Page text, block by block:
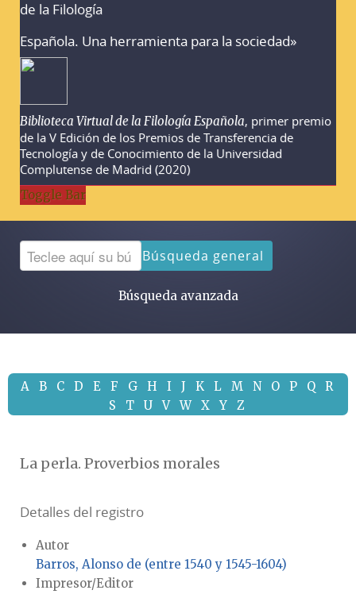
de la Filología
Española. Una herramienta para la sociedad»
Biblioteca Virtual de la Filología Española, primer premio
de la V Edición de los Premios de Transferencia de
Tecnología y de Conocimiento de la Universidad
Complutense de Madrid (2020)
Toggle Bar
Búsqueda general
Búsqueda avanzada
A B C D E F G H I J K L M N O P Q
R
S
T U V W X Y Z
La perla. Proverbios morales
Detalles del registro
Autor
Barros, Alonso de (entre 1540 y 1545-1604)
Impresor/Editor